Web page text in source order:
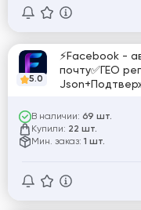
5.0
⚡️Facebook -
почту✅ГЕО
В наличии: 69 шт.
Купили: 22 шт.
Мин. заказ: 1 шт.